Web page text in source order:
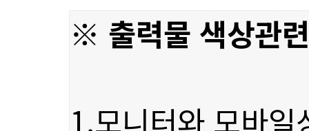
※ 출력물 색상관